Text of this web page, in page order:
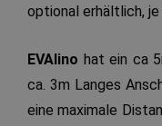
optional erhältlich, je
EVAlino hat ein ca
ca. 3m Langes
eine maximale